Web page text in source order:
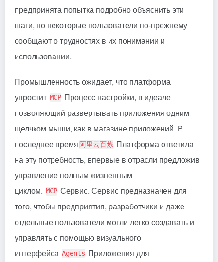
предпринята попытка подробно объяснить эти
шаги, но некоторые пользователи по-прежнему
сообщают о трудностях в их понимании и
использовании.
Промышленность ожидает, что платформа
упростит MCP Процесс настройки, в идеале
позволяющий развертывать приложения одним
щелчком мыши, как в магазине приложений. В
последнее время 阿里云百炼 Платформа ответила
на эту потребность, впервые в отрасли предложив
управление полным жизненным
циклом. MCP Сервис. Сервис предназначен для
того, чтобы предприятия, разработчики и даже
отдельные пользователи могли легко создавать и
управлять с помощью визуального
интерфейса Agents Приложения для